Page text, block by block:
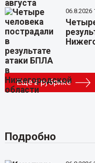
06.8.2026
Еще в рубрике
Подробно